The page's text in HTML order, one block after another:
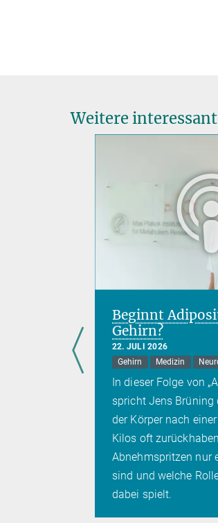
Weitere
Beginnt
Gehirn?
22. JULI 2026
Gehirn
Medizin
In dieser Folge von
spricht Jens Brüning
der Körper nach
Kilos oft
Abnehmspritzen nur
sind und welche
dabei spielt.